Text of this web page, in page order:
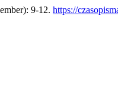
9-12. https://